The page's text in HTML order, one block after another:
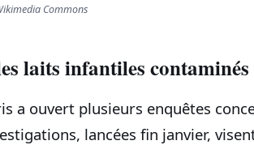
Commons
laits infantiles contaminés
a ouvert plusieurs enquêtes
lancées fin janvier,